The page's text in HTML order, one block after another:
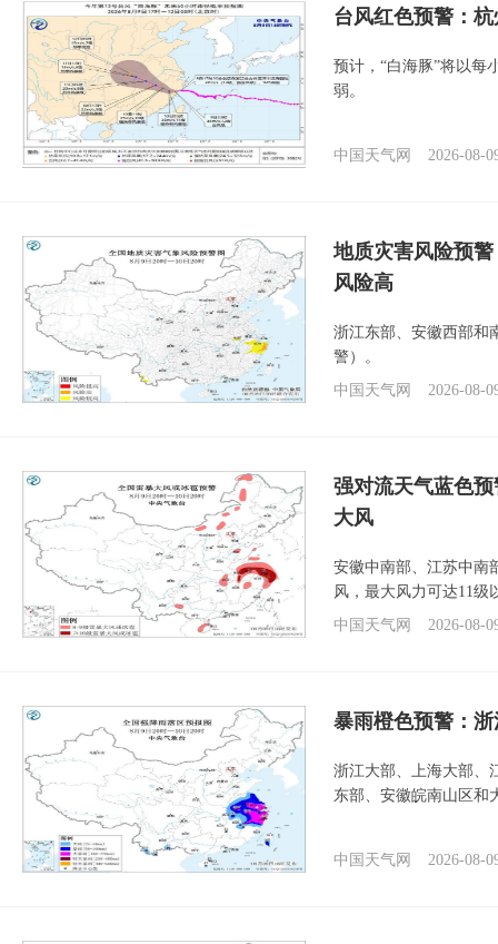
台风红色预警：
预计，“白海豚”将以每
弱。
中国天气网 2026-08-
地质灾害风险预
风险高
浙江东部、安徽西部和
警）。
中国天气网
2026-08-
强对流天气蓝色
大风
安徽中南部、江苏中南
风，最大风力可达11级
中国天气网
2026-08-
暴雨橙色预警：
浙江大部、上海大部、
东部、安徽皖南山区和
中国天气网 2026-08-